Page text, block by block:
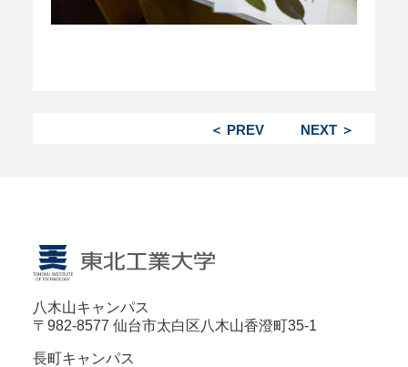
NEXT ＞
＜ PREV
八木山キャンパス
〒982-8577 仙台市太白区八木山香澄町35-1
長町キャンパス